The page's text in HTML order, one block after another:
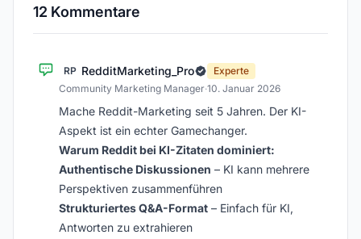
12 Kommentare
RP RedditMarketing_Pro
Experte
Community Marketing Manager·10. Januar 2026
Mache Reddit-Marketing seit 5 Jahren. Der KI-
Aspekt ist ein echter Gamechanger.
Warum Reddit bei KI-Zitaten dominiert:
Authentische Diskussionen – KI kann mehrere
Perspektiven zusammenführen
Strukturiertes Q&A-Format – Einfach für KI,
Antworten zu extrahieren